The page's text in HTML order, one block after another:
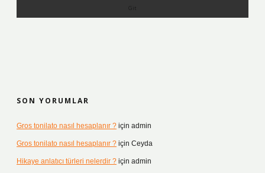
SON YORUMLAR
Gros tonilato nasıl hesaplanır ? için admin
Gros tonilato nasıl hesaplanır ? için Ceyda
Hikaye anlatıcı türleri nelerdir ? için admin